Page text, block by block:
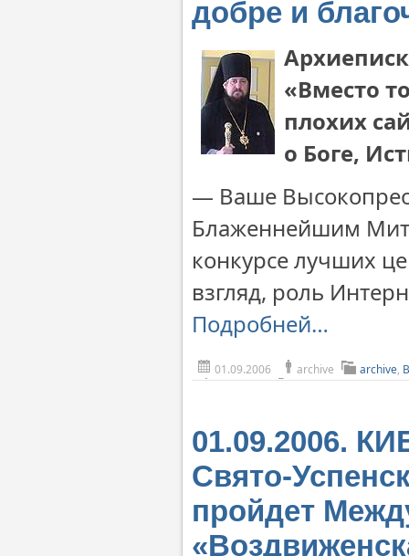
добре и
«Вместо
плохих
о Боге,
— Ваше
Блаженнейшим
конкурсе лучших
взгляд, роль
Подробней…
01.09.2006 archive archive,
01.09.2006.
Свято-
пройдет